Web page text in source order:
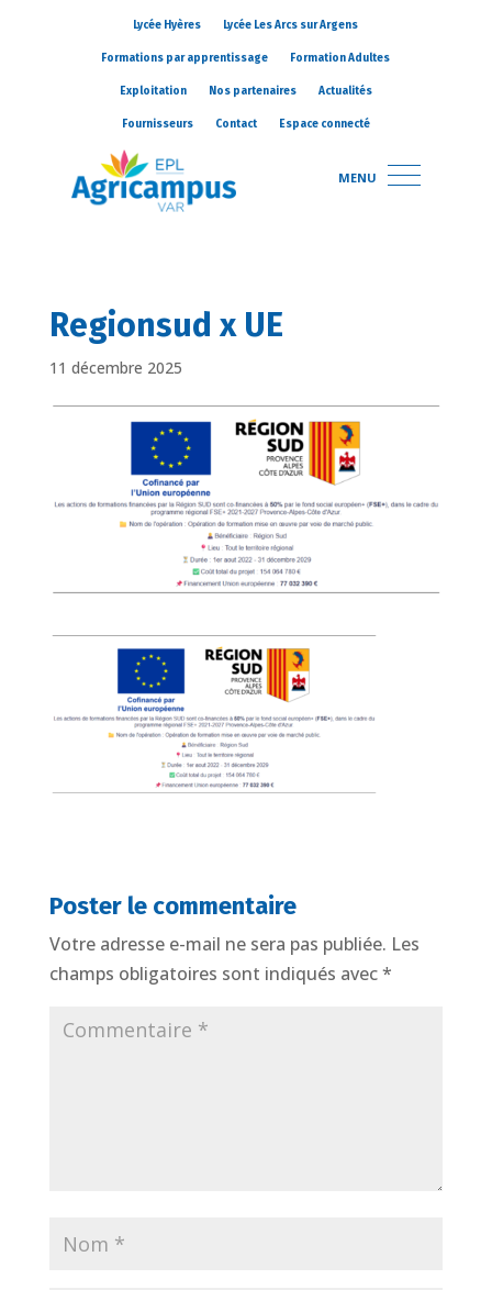
Lycée Hyères Lycée Les Arcs sur Argens
Formations par apprentissage Formation Adultes
Exploitation Nos partenaires Actualités
Fournisseurs Contact Espace connecté
MENU
Regionsud x UE
11 décembre 2025
Poster le commentaire
Votre adresse e-mail ne sera pas publiée. Les
champs obligatoires sont indiqués avec*